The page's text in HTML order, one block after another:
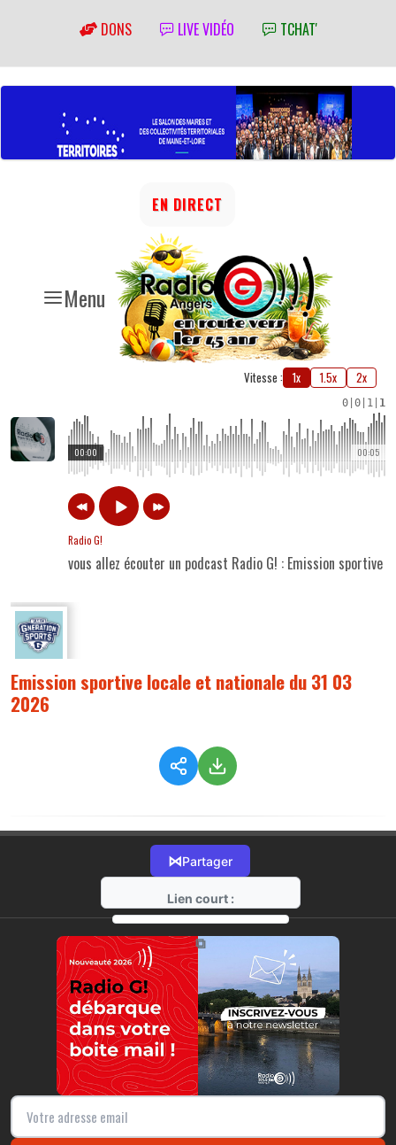
DONS LIVE VIDÉO TCHAT'
Menu
EN DIRECT
Vitesse : 1x 1.5x 2x
0 0 1 1
00:05
00:00
Radio G!
vous allez écouter un podcast Radio G! : Emission sportive
Emission sportive locale et nationale du 31 03
2026
⋈Partager
Lien court :
https://radio-g.fr?21460
⧉